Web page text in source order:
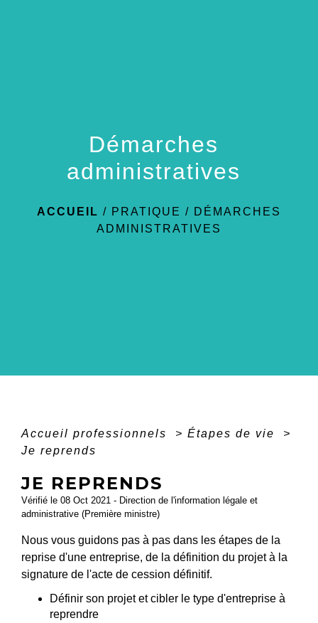
Démarches
administratives
ACCUEIL / PRATIQUE / DÉMARCHES
ADMINISTRATIVES
Accueil professionnels > Étapes de vie
>
Je reprends
JE REPRENDS
Vérifié le 08 Oct 2021 - Direction de l'information légale et
administrative (Première ministre)
Nous vous guidons pas à pas dans les étapes de la
reprise d'une entreprise, de la définition du projet à la
signature de l'acte de cession définitif.
Définir son projet et cibler le type d'entreprise à
reprendre